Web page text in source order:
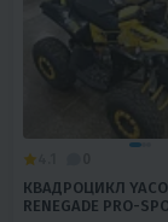
КВАДРОЦИКЛ
RENEGADE PRO-